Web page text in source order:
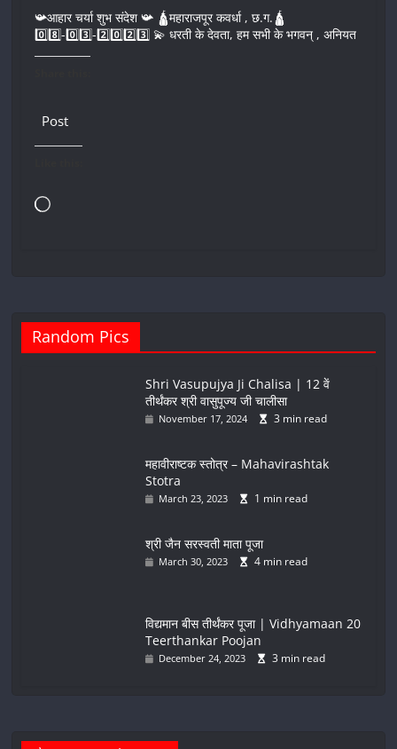
📯आहार चर्या शुभ संदेश 📯 🛕महाराजपूर कवर्धा , छ.ग.🛕
0️⃣8️⃣-0️⃣3️⃣-2️⃣0️⃣2️⃣3️⃣ 💫 धरती के देवता, हम सभी के भगवन् , अनियत
Post
Loading…
Random Pics
Shri Vasupujya Ji Chalisa | 12 वें
तीर्थंकर श्री वासुपूज्य जी चालीसा
November 17, 2024 3 min read
महावीराष्टक स्तोत्र – Mahavirashtak
Stotra
March 23, 2023 1 min read
श्री जैन सरस्वती माता पूजा
March 30, 2023 4 min read
विद्यमान बीस तीर्थंकर पूजा | Vidhyamaan 20
Teerthankar Poojan
December 24, 2023 3 min read